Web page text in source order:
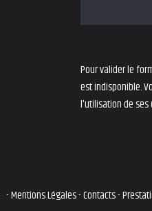
Pour valider le
est indisponible.
l'utilisation de ses
-Mentions Légales-Contacts-